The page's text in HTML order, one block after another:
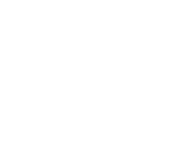
1. Đèn âm đất